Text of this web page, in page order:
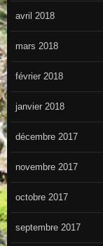
avril 2018
mars 2018
février 2018
janvier 2018
décembre 2017
novembre 2017
octobre 2017
septembre 2017